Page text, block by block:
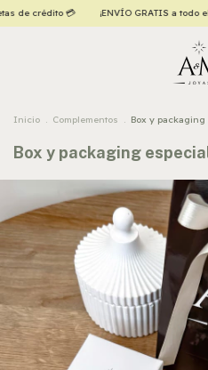
crédito 💳 ¡ENVÍO GRATIS a todo el
Inicio . Complementos . Box y packaging
Box y packaging